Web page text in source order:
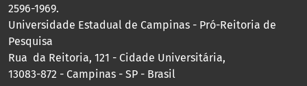
2596-1969.
Universidade Estadual de Campinas - Pró-Reitoria de
Pesquisa
Rua da Reitoria, 121 - Cidade Universitária,
13083-872 - Campinas - SP - Brasil